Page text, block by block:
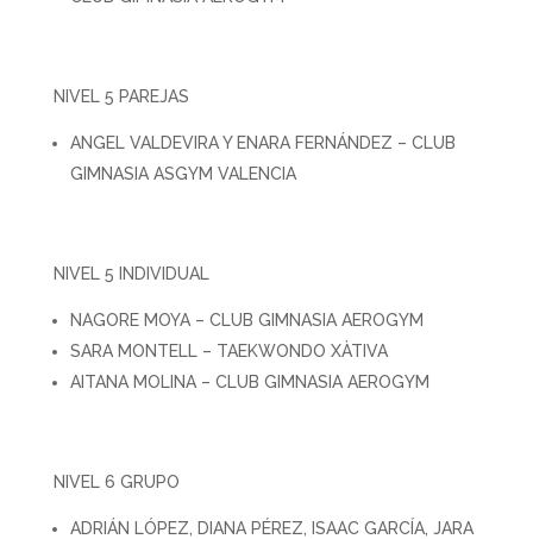
NIVEL 5 PAREJAS
ANGEL VALDEVIRA Y ENARA FERNÁNDEZ – CLUB
GIMNASIA ASGYM VALENCIA
NIVEL 5 INDIVIDUAL
NAGORE MOYA – CLUB GIMNASIA AEROGYM
SARA MONTELL – TAEKWONDO XÀTIVA
AITANA MOLINA – CLUB GIMNASIA AEROGYM
NIVEL 6 GRUPO
ADRIÁN LÓPEZ, DIANA PÉREZ, ISAAC GARCÍA, JARA